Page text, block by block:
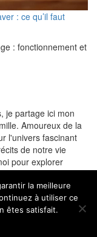
: ce qu’il faut
: fonctionnement et
je partage ici mon
Amoureux de la
l'univers fascinant
de notre vie
pour explorer
mode de vie plus
la meilleure
à utiliser ce
êtes satisfait.